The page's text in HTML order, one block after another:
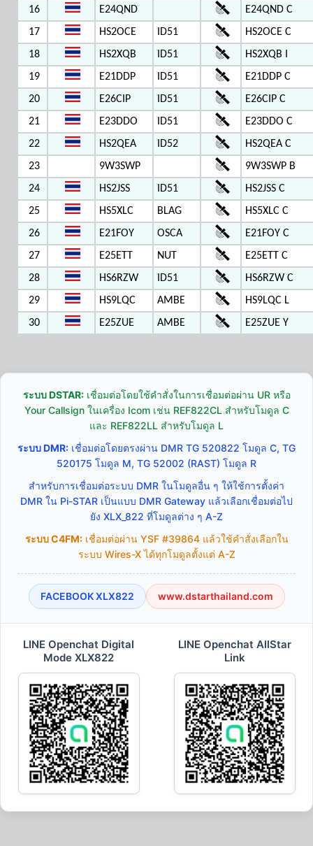
16
E24QND
E24QND C
17
HS2OCE ID51
HS2OCE C
18
HS2XQB ID51
HS2XQB I
19
E21DDP ID51
E21DDP C
20
E26CIP ID51
E26CIP C
21
E23DDO ID51
E23DDO C
22
HS2QEA ID52
HS2QEA C
23
9W3SWP
9W3SWP B
24
HS2JSS ID51
HS2JSS C
25
HS5XLC BLAG
HS5XLC C
26
E21FOY OSCA
E21FOY C
27
E25ETT NUT
E25ETT C
28
HS6RZW ID51
HS6RZW C
29
HS9LQC AMBE
HS9LQC L
30
E25ZUE AMBE E25ZUE Y
ระบบ DSTAR:เชื่อมต่อโดยใช้คำสั่งในการเชื่อมต่อผ่าน UR หรือ
Your Callsign ในเครื่อง Icom เช่น REF822CL สำหรับโมดูล C
และ REF822LL สำหรับโมดูล L
ระบบ DMR: เชื่อมต่อโดยตรงผ่าน DMR TG 520822 โมดูล C, TG
520175 โมดูล M, TG 52002 (RAST) โมดูล R
สำหรับการเชื่อมต่อระบบ DMR ในโมดูลอื่น ๆ ให้ใช้การตั้งค่า
DMR ใน Pi-STAR เป็นแบบ DMR Gateway แล้วเลือกเชื่อมต่อไป
ยัง XLX_822 ที่โมดูลต่าง ๆ A-Z
ระบบ C4FM:เชื่อมต่อผ่าน YSF #39864 แล้วใช้คำสั่งเลือกใน
ระบบ Wires-X ได้ทุกโมดูลตั้งแต่ A-Z
FACEBOOK XLX822 www.dstarthailand.com
LINE Openchat Digital
Mode XLX822
LINE Openchat AllStar
Link